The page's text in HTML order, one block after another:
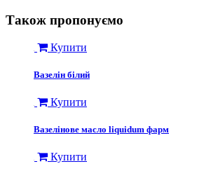
Також пропонуємо
Купити
Вазелін білий
Купити
Вазелінове масло liquidum фарм
Купити